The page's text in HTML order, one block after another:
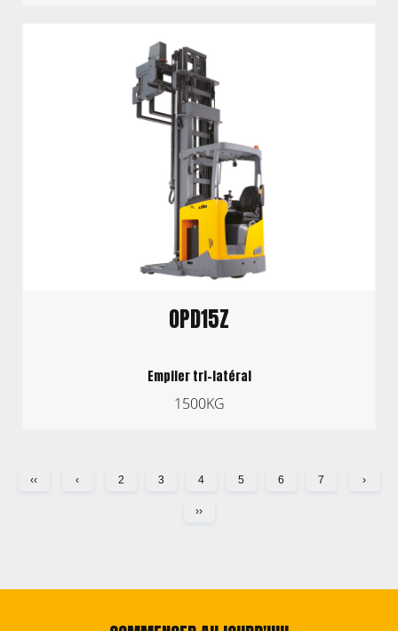
OPD15Z
Empiler tri-latéral
1500KG
‹‹ ‹ 2 3 4 5 6 7 ›
››